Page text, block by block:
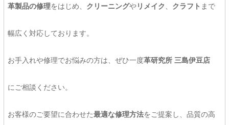
革製品の修理をはじめ、 クリーニングやリメイク クラフト まで
幅広く対応しております。
お手入れや修理でお悩みの方は、ぜひ一度革研究所 三島伊豆店
にご相談ください。
お客様のご要望に合わせた最適な修理方法をご提案し、品質の高